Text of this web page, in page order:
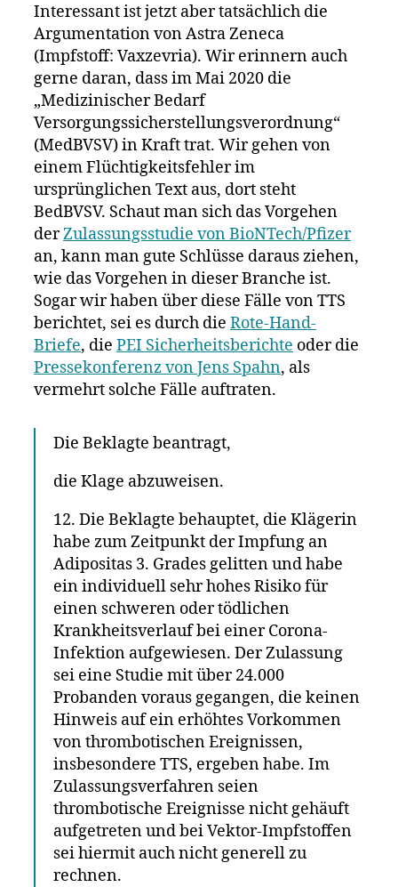
Interessant ist jetzt aber tatsächlich die
Argumentation von Astra Zeneca
(Impfstoff: Vaxzevria). Wir erinnern auch
gerne daran, dass im Mai 2020 die
„Medizinischer Bedarf
Versorgungssicherstellungsverordnung“
(MedBVSV) in Kraft trat. Wir gehen von
einem Flüchtigkeitsfehler im
ursprünglichen Text aus, dort steht
BedBVSV. Schaut man sich das Vorgehen
derZulassungsstudie von BioNTech/Pfizer
an, kann man gute Schlüsse daraus ziehen,
wie das Vorgehen in dieser Branche ist.
Sogar wir haben über diese Fälle von TTS
berichtet, sei es durch die Rote-Hand-
Briefe, die PEI Sicherheitsberichte oder die
Pressekonferenz von Jens Spahn, als
vermehrt solche Fälle auftraten.
Die Beklagte beantragt,
die Klage abzuweisen.
12. Die Beklagte behauptet, die Klägerin
habe zum Zeitpunkt der Impfung an
Adipositas 3. Grades gelitten und habe
ein individuell sehr hohes Risiko für
einen schweren oder tödlichen
Krankheitsverlauf bei einer Corona-
Infektion aufgewiesen. Der Zulassung
sei eine Studie mit über 24.000
Probanden voraus gegangen, die keinen
Hinweis auf ein erhöhtes Vorkommen
von thrombotischen Ereignissen,
insbesondere TTS, ergeben habe. Im
Zulassungsverfahren seien
thrombotische Ereignisse nicht gehäuft
aufgetreten und bei Vektor-Impfstoffen
sei hiermit auch nicht generell zu
rechnen.